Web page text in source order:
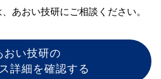
あおい技研にご相談ください。
おい技研の
詳細を確認する